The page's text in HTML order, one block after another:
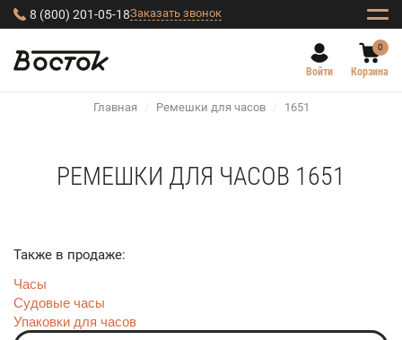
8 (800) 201-05-18Заказать звонок
Войти
0
Корзина
Главная / Ремешки для часов / 1651
РЕМЕШКИ ДЛЯ ЧАСОВ 1651
Также в продаже:
Часы
Судовые часы
Упаковки для часов